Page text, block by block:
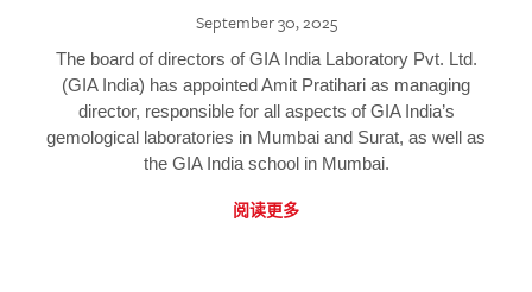
September 30, 2025
The board of directors of GIA India Laboratory Pvt. Ltd.
(GIA India) has appointed Amit Pratihari as managing
director, responsible for all aspects of GIA India’s
gemological laboratories in Mumbai and Surat, as well as
the GIA India school in Mumbai.
阅读更多